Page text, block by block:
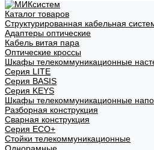
Каталог товаров
Структурированная кабельная
Адаптеры оптические
Кабель витая пара
Оптические кроссы
Шкафы телекоммуникационные
Cерия LITE
Cерия BASIS
Cерия KEYS
Шкафы телекоммуникационные
Разборная конструкция
Сварная конструкция
Серия ECO+
Стойки телекоммуникационные